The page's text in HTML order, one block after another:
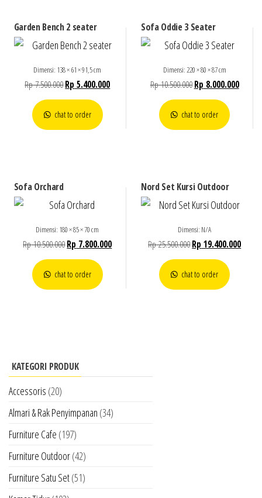
Garden Bench 2 seater
Dimensi: 138 × 61 × 91,5 cm
Rp7.500.000Rp 5.400.000
chat to order
Sofa Oddie 3 Seater
Dimensi: 220 × 80 × 87 cm
Rp10.500.000 Rp 8.000.000
chat to order
Sofa Orchard
Dimensi: 180 × 85 × 70 cm
Rp10.500.000Rp 7.800.000
chat to order
Nord Set Kursi Outdoor
Dimensi: N/A
Rp25.500.000Rp 19.400.000
chat to order
KATEGORI PRODUK
Accessoris (20)
Almari & Rak Penyimpanan (34)
Furniture Cafe (197)
Furniture Outdoor(42)
Furniture Satu Set(51)